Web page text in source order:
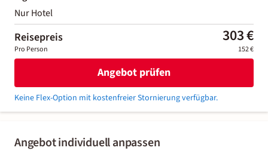
Angebot individuell anpassen
Nur Hotel
Reisepreis 303 €
Pro Person 152 €
Angebot prüfen
Keine Flex-Option mit kostenfreier Stornierung verfügbar.